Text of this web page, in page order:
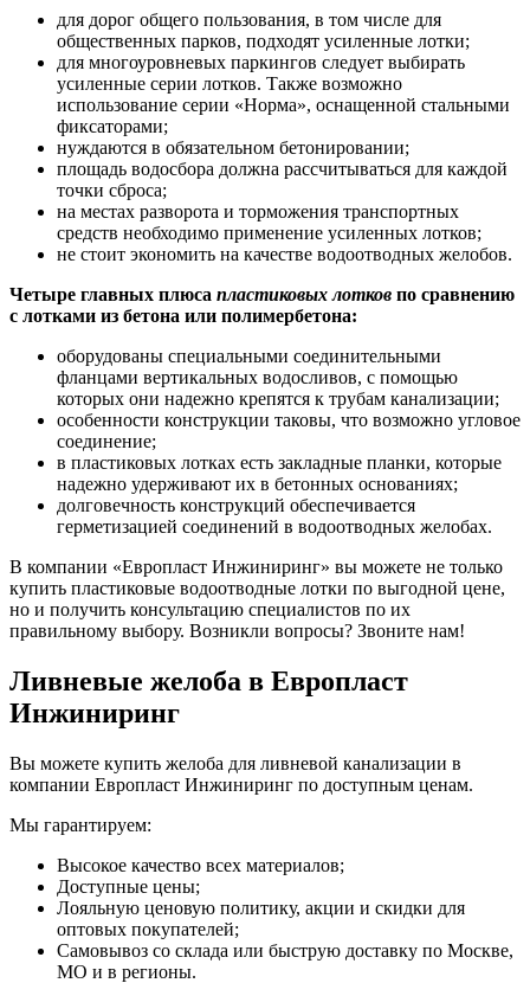
для дорог общего пользования, в том числе для
общественных парков, подходят усиленные лотки;
для многоуровневых паркингов следует выбирать
усиленные серии лотков. Также возможно
использование серии «Норма», оснащенной стальными
фиксаторами;
нуждаются в обязательном бетонировании;
площадь водосбора должна рассчитываться для каждой
точки сброса;
на местах разворота и торможения транспортных
средств необходимо применение усиленных лотков;
не стоит экономить на качестве водоотводных желобов.
Четыре главных плюса пластиковых лотков по сравнению
с лотками из бетона или полимербетона:
оборудованы специальными соединительными
фланцами вертикальных водосливов, с помощью
которых они надежно крепятся к трубам канализации;
особенности конструкции таковы, что возможно угловое
соединение;
в пластиковых лотках есть закладные планки, которые
надежно удерживают их в бетонных основаниях;
долговечность конструкций обеспечивается
герметизацией соединений в водоотводных желобах.
В компании «Европласт Инжиниринг» вы можете не только
купить пластиковые водоотводные лотки по выгодной цене,
но и получить консультацию специалистов по их
правильному выбору. Возникли вопросы? Звоните нам!
Ливневые желоба в Европласт
Инжиниринг
Вы можете купить желоба для ливневой канализации в
компании Европласт Инжиниринг по доступным ценам.
Мы гарантируем:
Высокое качество всех материалов;
Доступные цены;
Лояльную ценовую политику, акции и скидки для
оптовых покупателей;
Самовывоз со склада или быструю доставку по Москве,
МО и в регионы.